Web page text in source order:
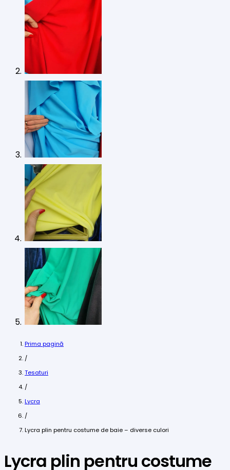
Prima pagină
/
Tesaturi
/
Lycra
/
Lycra plin pentru costume de baie – diverse culori
Lycra plin pentru costume